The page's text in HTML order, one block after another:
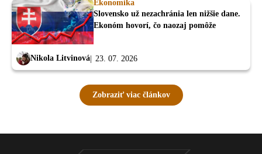
Ekonomika
Slovensko už nezachránia len nižšie dane.
Ekonóm hovorí, čo naozaj pomôže
Nikola Litvinová 23. 07. 2026
Zobraziť viac článkov